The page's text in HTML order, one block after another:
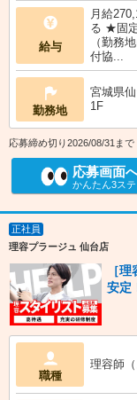
給与
月給
る ★固
（勤務
付協...
勤務地
宮城県
1F
応募締め切り2026/08/31まで
応募画面
かんたん3ステ
正社員
理容プラージュ 仙台店
［
安定
職種
理容師（